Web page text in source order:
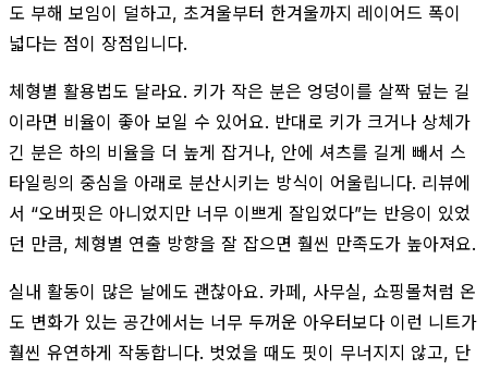
도 부해 보임이 덜하고, 초겨울부터 한겨울까지 레이어드 폭이
넓다는 점이 장점입니다.
체형별 활용법도 달라요. 키가 작은 분은 엉덩이를 살짝 덮는 길
이라면 비율이 좋아 보일 수 있어요. 반대로 키가 크거나 상체가
긴 분은 하의 비율을 더 높게 잡거나, 안에 셔츠를 길게 빼서 스
타일링의 중심을 아래로 분산시키는 방식이 어울립니다. 리뷰에
서 “오버핏은 아니었지만 너무 이쁘게 잘입었다”는 반응이 있었
던 만큼, 체형별 연출 방향을 잘 잡으면 훨씬 만족도가 높아져요.
실내 활동이 많은 날에도 괜찮아요. 카페, 사무실, 쇼핑몰처럼 온
도 변화가 있는 공간에서는 너무 두꺼운 아우터보다 이런 니트가
훨씬 유연하게 작동합니다. 벗었을 때도 핏이 무너지지 않고, 단